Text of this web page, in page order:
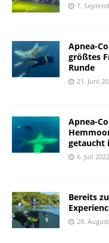
7.
Apnea-
größtes
Runde
21. Juni
Apnea-
getaucht
6. Juli 2022
Bereits
28.